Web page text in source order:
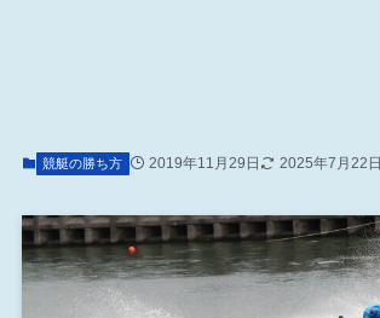
競艇の勝ち方 2019年11月29日 2025年7月22日